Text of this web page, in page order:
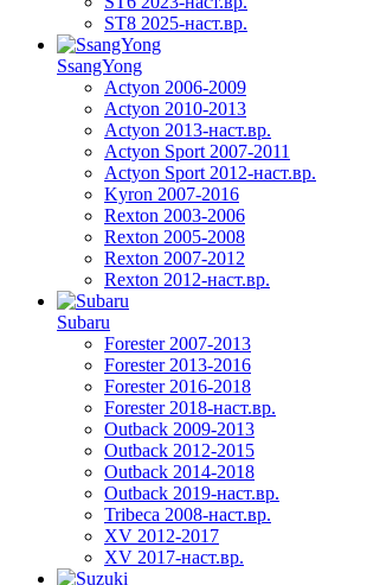
ST8 2025-наст.вр.
SsangYong
Actyon 2006-2009
Actyon 2010-2013
Actyon 2013-наст.вр.
Actyon Sport 2007-2011
Actyon Sport 2012-наст.вр.
Kyron 2007-2016
Rexton 2003-2006
Rexton 2005-2008
Rexton 2007-2012
Rexton 2012-наст.вр.
Subaru
Forester 2007-2013
Forester 2013-2016
Forester 2016-2018
Forester 2018-наст.вр.
Outback 2009-2013
Outback 2012-2015
Outback 2014-2018
Outback 2019-наст.вр.
Tribeca 2008-наст.вр.
XV 2012-2017
XV 2017-наст.вр.